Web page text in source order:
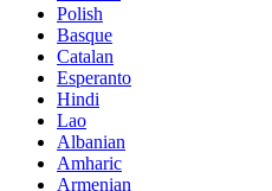
Polish
Basque
Catalan
Esperanto
Hindi
Lao
Albanian
Amharic
Armenian